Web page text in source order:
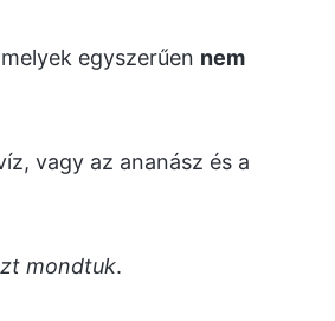
egyszerűen nem
vagy az ananász és a
mondtuk.